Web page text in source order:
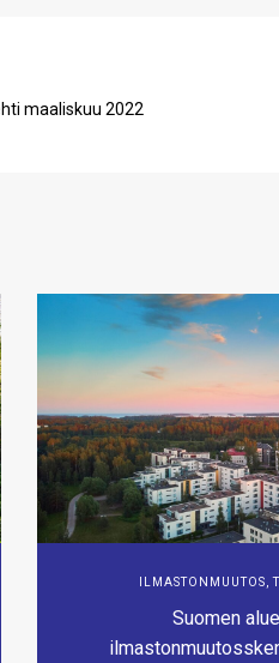
maaliskuu 2022
ILMASTONMUUTOS,
Suomen